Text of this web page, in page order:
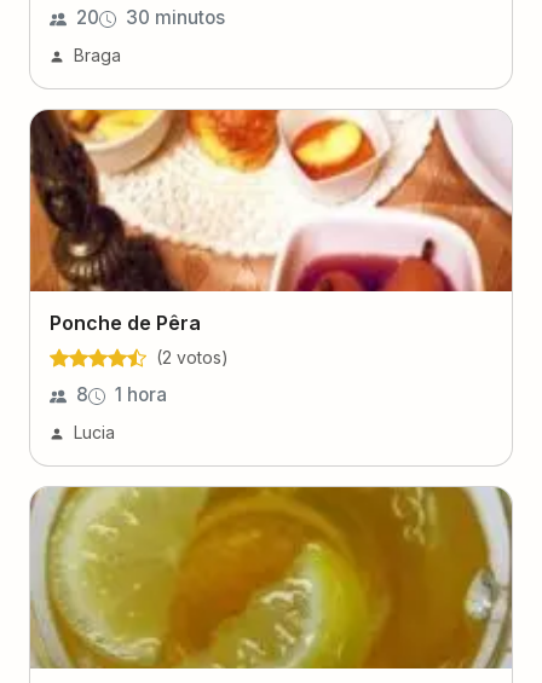
20 30 minutos
Braga
Ponche de Pêra
(2 votos)
8 1 hora
Lucia